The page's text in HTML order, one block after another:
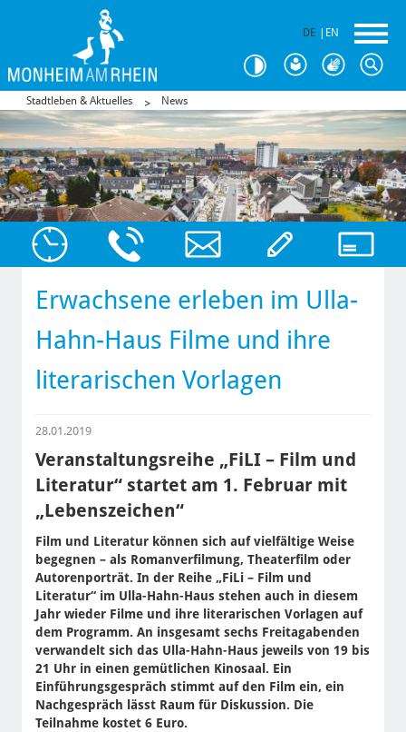
DE EN
Stadtleben & Aktuelles News
Erwachsene erleben im Ulla-
Hahn-Haus Filme und ihre
literarischen Vorlagen
28.01.2019
Veranstaltungsreihe „FiLI – Film und
Literatur“ startet am 1. Februar mit
„Lebenszeichen“
Film und Literatur können sich auf vielfältige Weise
begegnen – als Romanverfilmung, Theaterfilm oder
Autorenporträt. In der Reihe „FiLi – Film und
Literatur“ im Ulla-Hahn-Haus stehen auch in diesem
Jahr wieder Filme und ihre literarischen Vorlagen auf
dem Programm. An insgesamt sechs Freitagabenden
verwandelt sich das Ulla-Hahn-Haus jeweils von 19 bis
21 Uhr in einen gemütlichen Kinosaal. Ein
Einführungsgespräch stimmt auf den Film ein, ein
Nachgespräch lässt Raum für Diskussion. Die
Teilnahme kostet 6 Euro.